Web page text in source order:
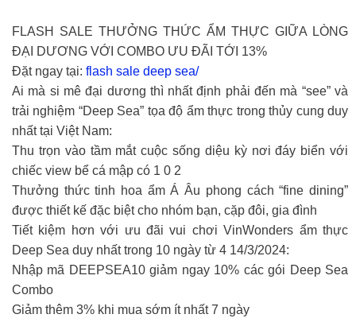
FLASH SALE THƯỞNG THỨC ẨM THỰC GIỮA LÒNG
ĐẠI DƯƠNG VỚI COMBO ƯU ĐÃI TỚI 13%
Đặt ngay tại: flash sale deep sea/
Ai mà si mê đại dương thì nhất định phải đến mà “see” và
trải nghiệm “Deep Sea” tọa độ ẩm thực trong thủy cung duy
nhất tại Việt Nam:
Thu trọn vào tầm mắt cuộc sống diệu kỳ nơi đáy biển với
chiếc view bể cá mập có 1 0 2
Thưởng thức tinh hoa ẩm Á Âu phong cách “fine dining”
được thiết kế đặc biệt cho nhóm bạn, cặp đôi, gia đình
Tiết kiệm hơn với ưu đãi vui chơi VinWonders ẩm thực
Deep Sea duy nhất trong 10 ngày từ 4 14/3/2024:
Nhập mã DEEPSEA10 giảm ngay 10% các gói Deep Sea
Combo
Giảm thêm 3% khi mua sớm ít nhất 7 ngày